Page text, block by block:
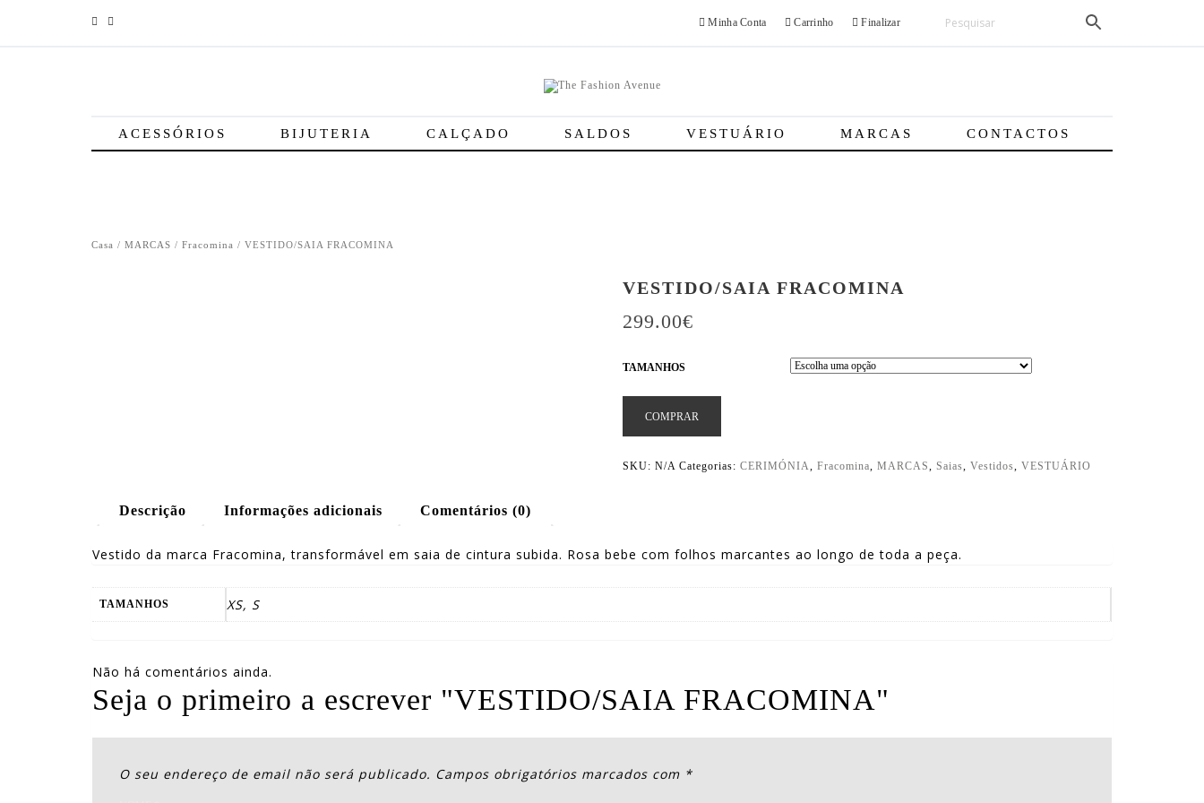
Minha Conta Carrinho Finalizar
ACESSÓRIOS BIJUTERIA CALÇADO SALDOS VESTUÁRIO MARCAS CONTACTOS
Casa / MARCAS / Fracomina / VESTIDO/SAIA FRACOMINA
VESTIDO/SAIA FRACOMINA
299.00€
TAMANHOS
COMPRAR
SKU: N/A Categorias: CERIMÓNIA, Fracomina, MARCAS, Saias, Vestidos, VESTUÁRIO
Descrição Informações adicionais Comentários (0)
Vestido da marca Fracomina, transformável em saia de cintura subida. Rosa bebe com folhos marcantes ao longo de toda a peça.
TAMANHOS XS, S
Não há comentários ainda.
Seja o primeiro a escrever "VESTIDO/SAIA FRACOMINA"
O seu endereço de email não será publicado. Campos obrigatórios marcados com *